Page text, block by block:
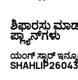
ಶಿಫಾರಸು
ಪ್ಲ್ಯಾನ್‌ಗಳು
ಯಂಗ್‌ ಸ್ಟಾರ್